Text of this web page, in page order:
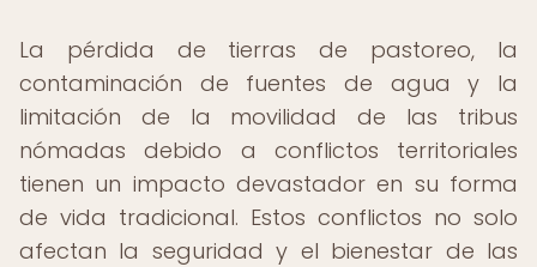
La pérdida de tierras de pastoreo, la
contaminación de fuentes de agua y la
limitación de la movilidad de las tribus
nómadas debido a conflictos territoriales
tienen un impacto devastador en su forma
de vida tradicional. Estos conflictos no solo
afectan la seguridad y el bienestar de las